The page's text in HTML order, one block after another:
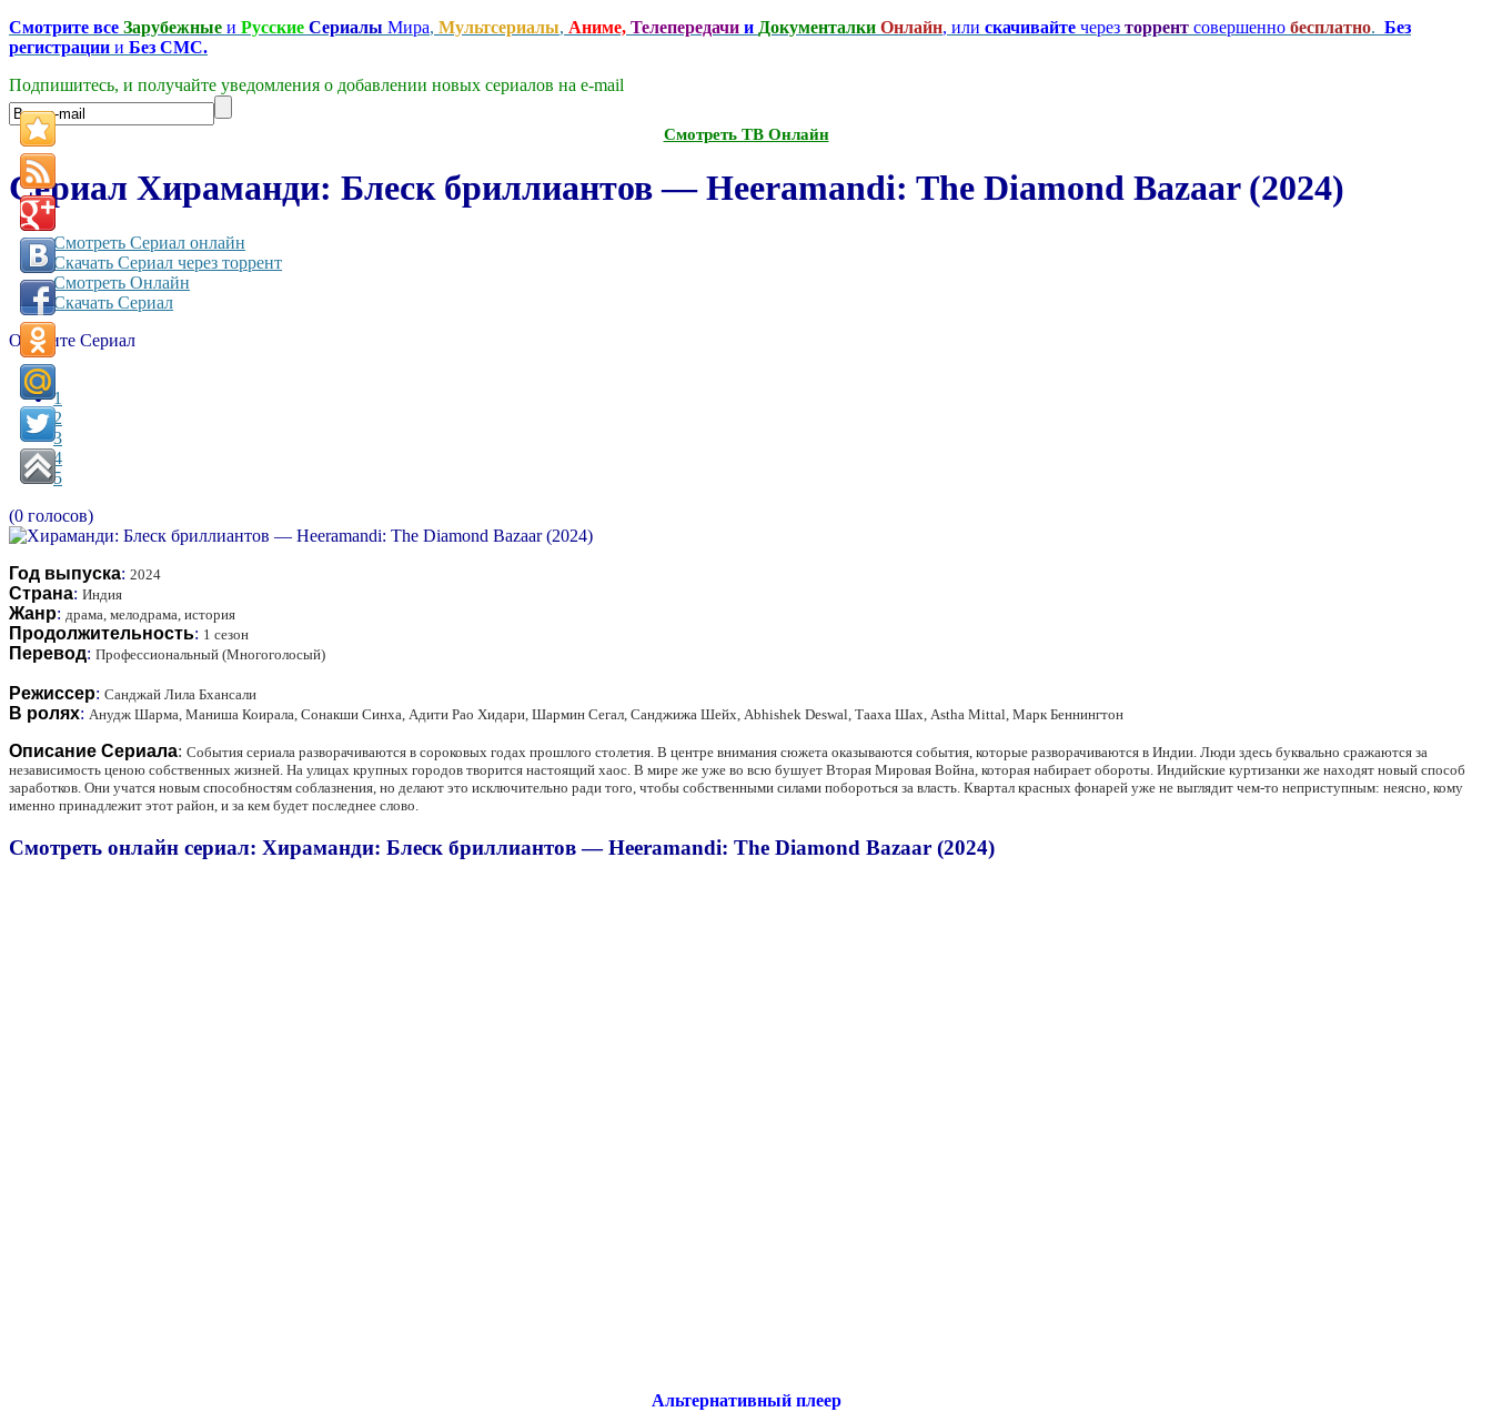
Смотрите все Зарубежные и Русские Сериалы Мира, Мультсериалы, Аниме, Телепередачи и Документалки Онлайн, или скачивайте через торрент совершенно бесплатно. Без
регистрации и Без СМС.
Подпишитесь, и получайте уведомления о добавлении новых сериалов на e-mаil
Смотреть ТВ Онлайн
Сериал Хираманди: Блеск бриллиантов — Heeramandi: The Diamond Bazaar (2024)
Смотреть Сериал онлайн
Скачать Сериал через торрент
Смотреть Онлайн
Скачать Сериал
Оцените Сериал
1
2
3
4
5
(0 голосов)
Год выпуска: 2024
Страна: Индия
Жанр: драма, мелодрама, история
Продолжительность: 1 сезон
Перевод: Профессиональный (Многоголосый)
Режиссер: Санджай Лила Бхансали
В ролях: Анудж Шарма, Маниша Коирала, Сонакши Синха, Адити Рао Хидари, Шармин Сегал, Санджижа Шейх, Abhishek Deswal, Тааха Шах, Astha Mittal, Марк Беннингтон
Описание Сериала: События сериала разворачиваются в сороковых годах прошлого столетия. В центре внимания сюжета оказываются события, которые разворачиваются в Индии. Люди здесь буквально сражаются за
независимость ценою собственных жизней. На улицах крупных городов творится настоящий хаос. В мире же уже во всю бушует Вторая Мировая Война, которая набирает обороты. Индийские куртизанки же находят новый способ
заработков. Они учатся новым способностям соблазнения, но делают это исключительно ради того, чтобы собственными силами побороться за власть. Квартал красных фонарей уже не выглядит чем-то неприступным: неясно, кому
именно принадлежит этот район, и за кем будет последнее слово.
Смотреть онлайн сериал: Хираманди: Блеск бриллиантов — Heeramandi: The Diamond Bazaar (2024)
Альтернативный плеер